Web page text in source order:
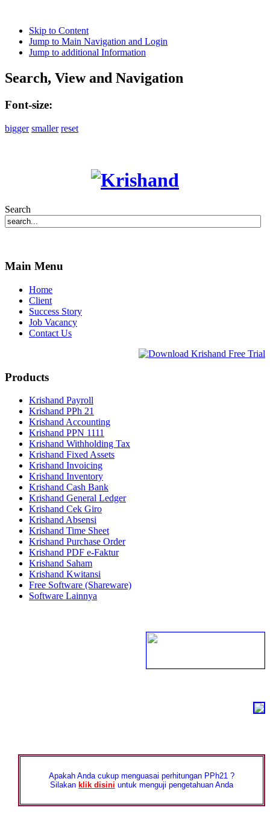
Skip to Content
Jump to Main Navigation and Login
Jump to additional Information
Search, View and Navigation
Font-size:
bigger smaller reset
Search
Main Menu
Home
Client
Success Story
Job Vacancy
Contact Us
Products
Krishand Payroll
Krishand PPh 21
Krishand Accounting
Krishand PPN 1111
Krishand Withholding Tax
Krishand Fixed Assets
Krishand Invoicing
Krishand Inventory
Krishand Cash Bank
Krishand General Ledger
Krishand Cek Giro
Krishand Absensi
Krishand Time Sheet
Krishand Purchase Order
Krishand PDF e-Faktur
Krishand Saham
Krishand Kwitansi
Free Software (Shareware)
Software Lainnya
Apakah Anda cukup menguasai perhitungan PPh21 ?
Silakan klik disini untuk menguji pengetahuan Anda